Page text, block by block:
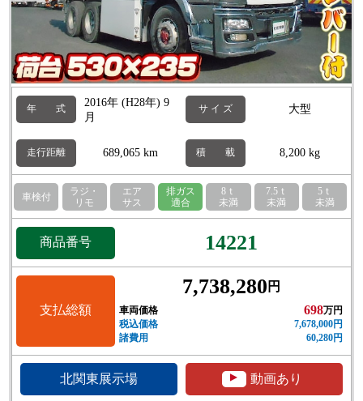
年 式
2016年 (H28年) 9
月
サ イ ズ 大型
走行距離 689,065 km 積 載 8,200 kg
車検付
ラジ・
リモ
エア
サス
排ガス
適合
8ｔ
未満
7.5ｔ
未満
5ｔ
未満
商品番号 14221
支払総額
7,738,280 円
車両価格 698万円
税込価格
7,678,000円
諸費用
60,280円
北関東展示場 ▲ 動画あり